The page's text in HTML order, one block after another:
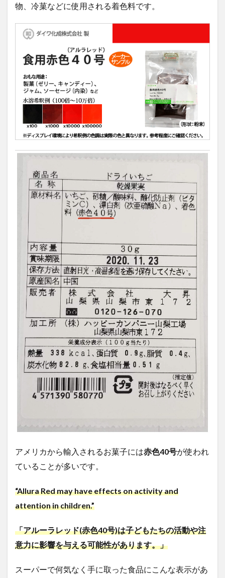
物、冷菓などに使用される着色料です。
アメリカから輸入されるお菓子には赤色40号が使われ
ていることが多いです。
“Allura Red may have effects on activity and
attention in children.”
「アルーラレッド(赤色40号)は子どもたちの活動や注
意力に影響を与える可能性があります。」
スーパーで何気なく手に取った食品にこんな表示があ